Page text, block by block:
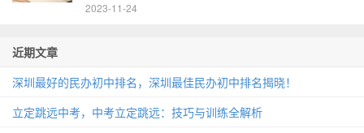
2023-11-24
近期文章
深圳最好的民办初中排名，深圳最佳民办初中排名揭晓！
立定跳远中考，中考立定跳远：技巧与训练全解析